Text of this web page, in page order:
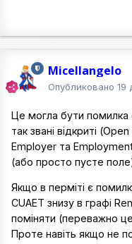
Micellangelo
Опубликовано 19
Це могла бути помилка
так звані відкриті
Employer та
(або просто пусте
Якщо в перміті є
CUAET знизу в графі
поміняти (переважно
Проте навіть якщо не